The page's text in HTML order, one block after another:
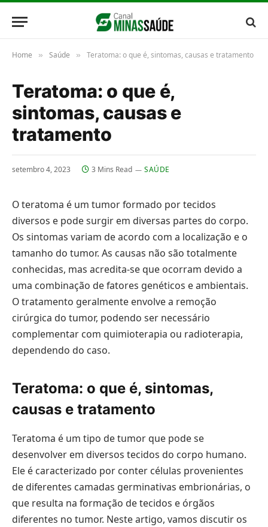
Home » Saúde » Teratoma: o que é, sintomas, causas e tratamento
Teratoma: o que é,
sintomas, causas e
tratamento
setembro 4, 2023 3 Mins Read SAÚDE
O teratoma é um tumor formado por tecidos
diversos e pode surgir em diversas partes do corpo.
Os sintomas variam de acordo com a localização e o
tamanho do tumor. As causas não são totalmente
conhecidas, mas acredita-se que ocorram devido a
uma combinação de fatores genéticos e ambientais.
O tratamento geralmente envolve a remoção
cirúrgica do tumor, podendo ser necessário
complementar com quimioterapia ou radioterapia,
dependendo do caso.
Teratoma: o que é, sintomas,
causas e tratamento
Teratoma é um tipo de tumor que pode se
desenvolver em diversos tecidos do corpo humano.
Ele é caracterizado por conter células provenientes
de diferentes camadas germinativas embrionárias, o
que resulta na formação de tecidos e órgãos
diferentes no tumor. Neste artigo, vamos discutir os